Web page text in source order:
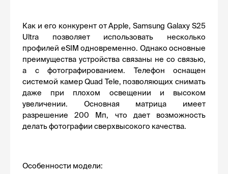
Как и его конкурент от Apple, Samsung Galaxy S25
Ultra позволяет использовать несколько
профилей eSIM одновременно. Однако основные
преимущества устройства связаны не со связью,
а с фотографированием. Телефон оснащен
системой камер Quad Tele, позволяющих снимать
даже при плохом освещении и высоком
увеличении. Основная матрица имеет
разрешение 200 Мп, что дает возможность
делать фотографии сверхвысокого качества.
Особенности модели: